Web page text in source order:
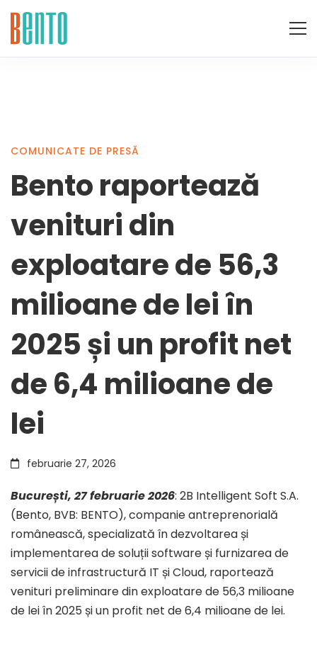
Bento
raportează
venituri
din
exploatare
de
56,3
milioane
de
lei
COMUNICATE DE PRESĂ
Bento raportează
venituri din
exploatare de 56,3
milioane de lei în
2025 și un profit net
de 6,4 milioane de
lei
februarie 27, 2026
București, 27 februarie 2026: 2B Intelligent Soft S.A.
(Bento, BVB: BENTO), companie antreprenorială
românească, specializată în dezvoltarea și
implementarea de soluții software și furnizarea de
servicii de infrastructură IT și Cloud, raportează
venituri preliminare din exploatare de 56,3 milioane
de lei în 2025 și un profit net de 6,4 milioane de lei.